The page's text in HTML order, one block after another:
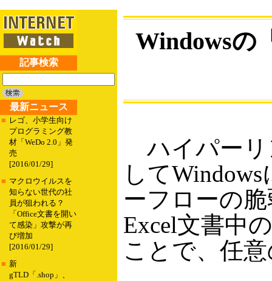
記事検索
最新ニュース
■ レゴ、小学生向け
プログラミング教
材「WeDo 2.0」発
売
[2016/01/29]
■ マクロウイルスを
知らない世代の社
員が狙われる？
「Office文書を開い
て感染」攻撃が再
び増加
[2016/01/29]
■ 新
gTLD「.shop」、
Windowsの
ハイパーリ
して
ーフローの
Excel文書中
ことで、任